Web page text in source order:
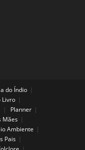
do Índio
Livro
Planner
Mães
Ambiente
Pais